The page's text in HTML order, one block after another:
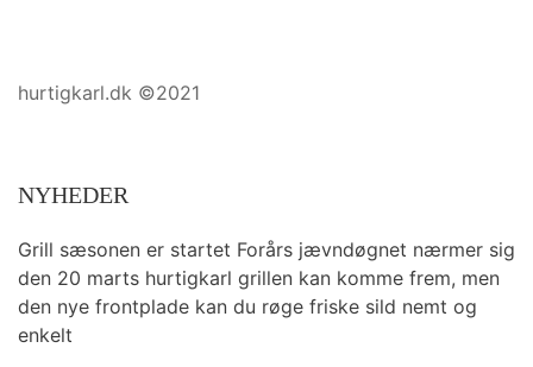
hurtigkarl.dk ©2021
NYHEDER
Grill sæsonen er startet Forårs jævndøgnet nærmer sig
den 20 marts hurtigkarl grillen kan komme frem, men
den nye frontplade kan du røge friske sild nemt og
enkelt